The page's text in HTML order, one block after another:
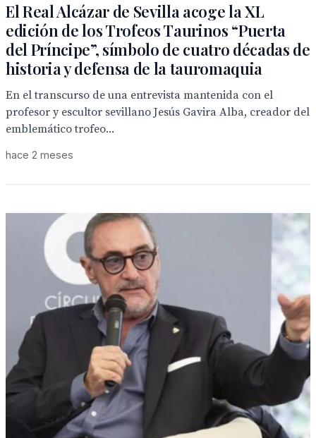
El Real Alcázar de Sevilla acoge la XL
edición de los Trofeos Taurinos “Puerta
del Príncipe”, símbolo de cuatro décadas de
historia y defensa de la tauromaquia
En el transcurso de una entrevista mantenida con el
profesor y escultor sevillano Jesús Gavira Alba, creador del
emblemático trofeo...
hace 2 meses